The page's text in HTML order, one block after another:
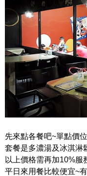
先來點各餐吧~單點價
套餐是多濃湯及冰淇淋
以上價格需再加10%服
平日來用餐比較便宜~